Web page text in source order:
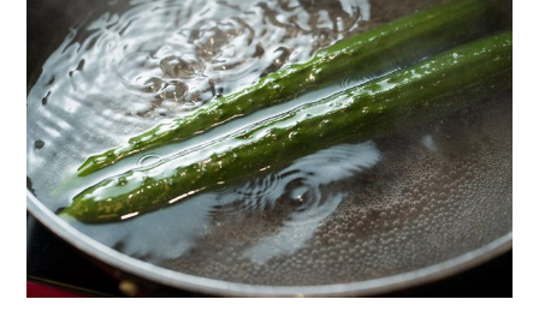
【銀座アスター】濃厚なタレの
バンバンジー（棒棒鶏）レシ
ピ。ゆでない余熱調理でしっと
りやわらか！
【まとめ】大量消費も！ きゅう
りが大活躍のレシピ。正しい塩
もみからアイデアレシピまで
【プロ】1分長めの茹で時間がコ
ツ！ マカロニサラダのレシピ。
基本＆デパ地下風の3品
調理法
イベント・ピックアップ
【シェフ直伝】ジェノベーゼソ
ースのレシピ。意外なコツはオ
リーブ油を使わないこと!?
柚子胡椒（ゆずこしょう）の自
家製レシピ。市販品では味わえ
ないフレッシュさ！
【基本】とうもろこしのゆで
方。甘さを120%引き出すには、
水から皮付き＆時間をかけて加
熱が正解！